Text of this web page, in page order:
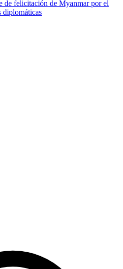
de felicitación de Myanmar por el
diplomáticas